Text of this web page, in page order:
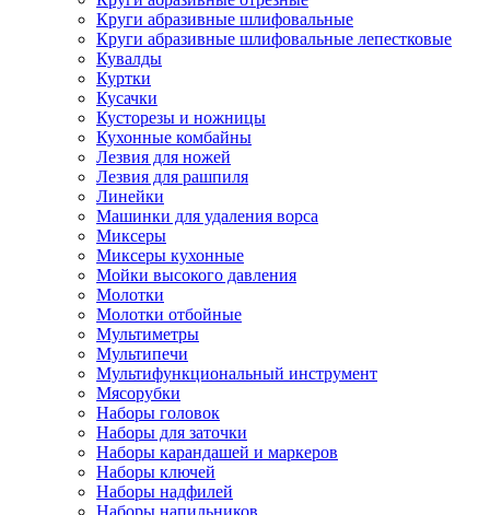
Круги абразивные шлифовальные
Круги абразивные шлифовальные лепестковые
Кувалды
Куртки
Кусачки
Кусторезы и ножницы
Кухонные комбайны
Лезвия для ножей
Лезвия для рашпиля
Линейки
Машинки для удаления ворса
Миксеры
Миксеры кухонные
Мойки высокого давления
Молотки
Молотки отбойные
Мультиметры
Мультипечи
Мультифункциональный инструмент
Мясорубки
Наборы головок
Наборы для заточки
Наборы карандашей и маркеров
Наборы ключей
Наборы надфилей
Наборы напильников